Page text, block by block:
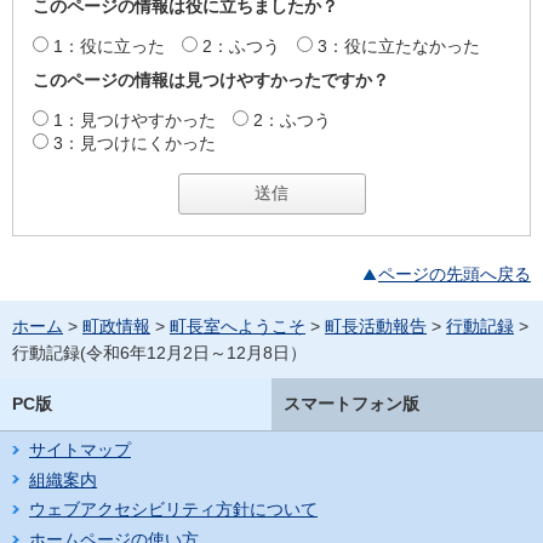
このページの情報は役に立ちましたか？
1：役に立った 2：ふつう
3：役に立たなかった
このページの情報は見つけやすかったですか？
1：見つけやすかった
2：ふつう
3：見つけにくかった
ページの先頭へ戻る
ホーム > 町政情報 > 町長室へようこそ > 町長活動報告 > 行動記録 >
行動記録(令和6年12月2日～12月8日）
PC版 スマートフォン版
サイトマップ
組織案内
ウェブアクセシビリティ方針について